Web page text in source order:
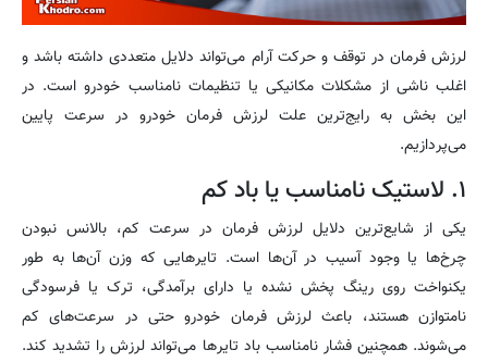
لرزش فرمان در توقف و حرکت آرام می‌تواند دلایل متعددی داشته باشد و
اغلب ناشی از مشکلات مکانیکی یا تنظیمات نامناسب خودرو است. در
این بخش به رایج‌ترین علت لرزش فرمان خودرو در سرعت پایین
می‌پردازیم.
۱. لاستیک نامناسب یا باد کم
یکی از شایع‌ترین دلایل لرزش فرمان در سرعت کم، بالانس نبودن
چرخ‌ها یا وجود آسیب در آن‌ها است. تایرهایی که وزن آن‌ها به طور
یکنواخت روی رینگ پخش نشده یا دارای برآمدگی، ترک یا فرسودگی
نامتوازن هستند، باعث لرزش فرمان خودرو حتی در سرعت‌های کم
می‌شوند. همچنین فشار نامناسب باد تایرها می‌تواند لرزش را تشدید کند.